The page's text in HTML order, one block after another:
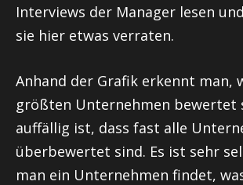
Interviews der Manager lesen
sie hier etwas verraten.
Anhand der Grafik erkennt man,
größten Unternehmen bewertet
auffällig ist, dass fast alle
überbewertet sind. Es ist sehr
man ein Unternehmen findet,